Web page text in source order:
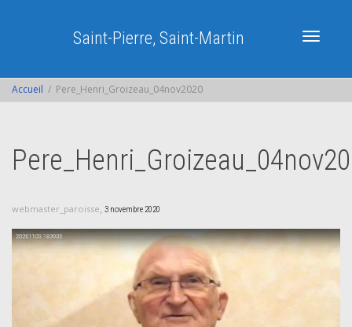
Saint-Pierre, Saint-Martin
Accueil Pere_Henri_Groizeau_04nov2020
webmaster_paroisse, 3 novembre 2020